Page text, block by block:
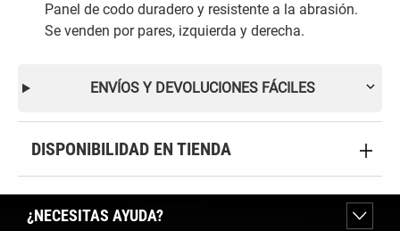
Panel de codo duradero y resistente a la abrasión.
Se venden por pares, izquierda y derecha.
ENVÍOS Y DEVOLUCIONES FÁCILES
DISPONIBILIDAD EN TIENDA
¿NECESITAS AYUDA?